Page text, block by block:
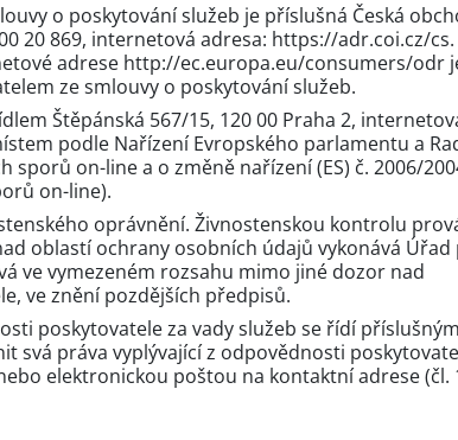
o poskytování služeb je příslušná Česká
20 869, internetová adresa: https://adr.coi.cz/cs.
adrese http://ec.europa.eu/consumers/odr
ze smlouvy o poskytování služeb.
Štěpánská 567/15, 120 00 Praha 2,
podle Nařízení Evropského parlamentu a
sporů on-line a o změně nařízení (ES) č. 2006/
on-line).
oprávnění. Živnostenskou kontrolu
oblastí ochrany osobních údajů vykonává Úřad
ve vymezeném rozsahu mimo jiné dozor nad
ve znění pozdějších předpisů.
poskytovatele za vady služeb se řídí
svá práva vyplývající z odpovědnosti
elektronickou poštou na kontaktní adrese (čl.